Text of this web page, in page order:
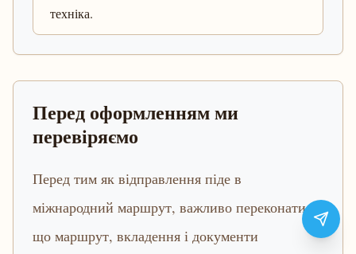
техніка.
Перед оформленням ми
перевіряємо
Перед тим як відправлення піде в
міжнародний маршрут, важливо переконатися,
що маршрут, вкладення і документи